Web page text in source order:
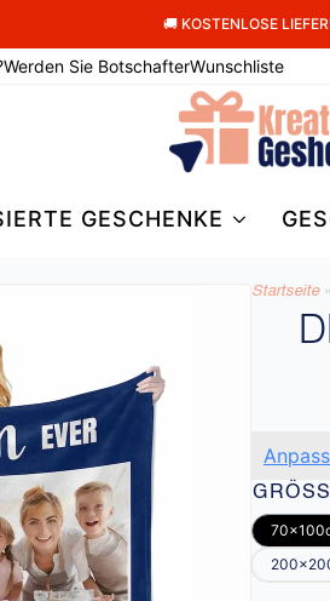
🚚 KOSTENLOSE
Werden Sie BotschafterWunschliste
GESCHENKE
Startseite »
GRÖSSE